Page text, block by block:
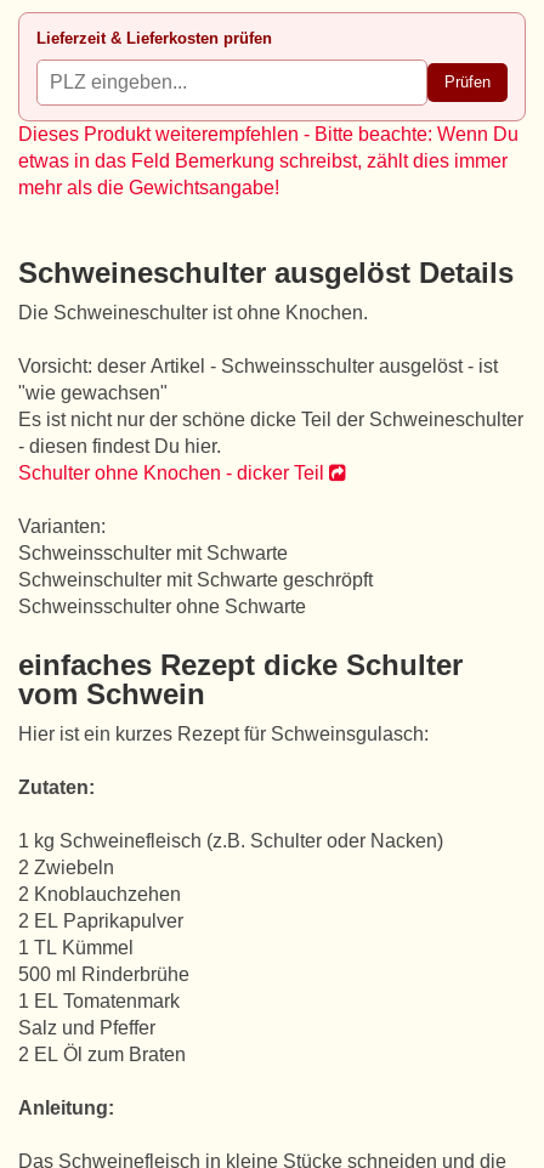
Lieferzeit & Lieferkosten prüfen
Prüfen
Dieses Produkt weiterempfehlen - Bitte beachte: Wenn Du
etwas in das Feld Bemerkung schreibst, zählt dies immer
mehr als die Gewichtsangabe!
Schweineschulter ausgelöst Details
Die Schweineschulter ist ohne Knochen.
Vorsicht: deser Artikel - Schweinsschulter ausgelöst - ist
"wie gewachsen"
Es ist nicht nur der schöne dicke Teil der Schweineschulter
- diesen findest Du hier.
Schulter ohne Knochen - dicker Teil
Varianten:
Schweinsschulter mit Schwarte
Schweinschulter mit Schwarte geschröpft
Schweinsschulter ohne Schwarte
einfaches Rezept dicke Schulter
vom Schwein
Hier ist ein kurzes Rezept für Schweinsgulasch:
Zutaten:
1 kg Schweinefleisch (z.B. Schulter oder Nacken)
2 Zwiebeln
2 Knoblauchzehen
2 EL Paprikapulver
1 TL Kümmel
500 ml Rinderbrühe
1 EL Tomatenmark
Salz und Pfeffer
2 EL Öl zum Braten
Anleitung:
Das Schweinefleisch in kleine Stücke schneiden und die